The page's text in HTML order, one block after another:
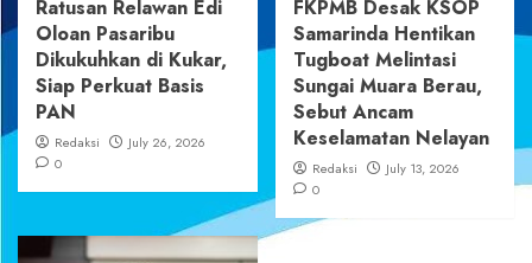
Ratusan Relawan Edi
Oloan Pasaribu
Dikukuhkan di Kukar,
Siap Perkuat Basis
PAN
Redaksi
July 26, 2026
0
FKPMB Desak KSOP
Samarinda Hentikan
Tugboat Melintasi
Sungai Muara Berau,
Sebut Ancam
Keselamatan Nelayan
Redaksi
July 13, 2026
0